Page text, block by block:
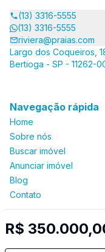
R$
(13) 3316-5555
(13) 3316-5555
riviera@praias.com
Largo dos Coqueiros,
Bertioga - SP - 11262-
Navegação rápida
Home
Sobre nós
Buscar imóvel
Anunciar imóvel
Blog
Contato